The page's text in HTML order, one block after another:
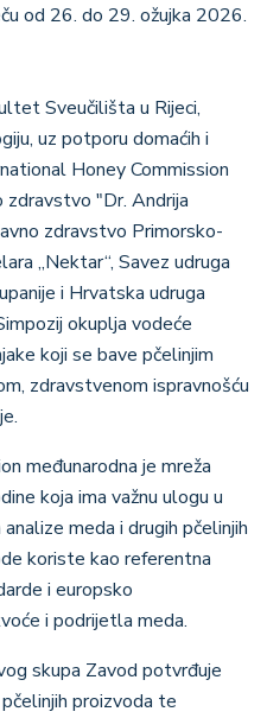
od 26. do 29. ožujka 2026.
Sveučilišta u Rijeci,
uz potporu domaćih i
Honey Commission
zdravstvo "Dr. Andrija
zdravstvo Primorsko-
„Nektar“, Savez udruga
i Hrvatska udruga
okuplja vodeće
koji se bave pčelinjim
zdravstvenom ispravnošću
međunarodna je mreža
koja ima važnu ulogu u
meda i drugih pčelinjih
koriste kao referentna
i europsko
i podrijetla meda.
skupa Zavod potvrđuje
proizvoda te